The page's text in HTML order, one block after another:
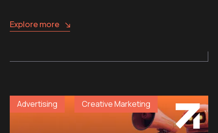
Explore more
Advertising Creative Marketing